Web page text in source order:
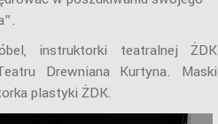
instruktorki teatralnej ŻDK
Drewniana Kurtyna. Maski
plastyki ŻDK.